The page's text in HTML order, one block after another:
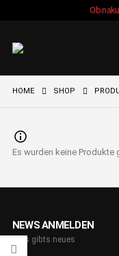
Ob
HOME SHOP
Es wurden keine
NEWS ANMELDEN
Was gibts neues